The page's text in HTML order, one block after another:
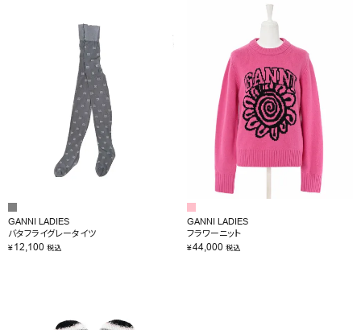
GANNI LADIES
バタフライグレータイツ
¥12,100 税込
GANNI LADIES
フラワーニット
¥44,000 税込